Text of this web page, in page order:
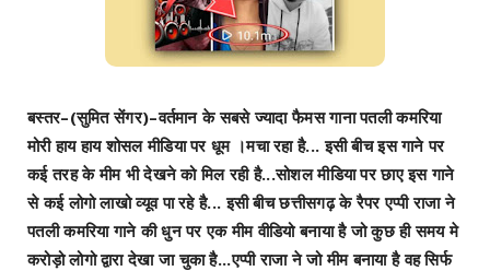
बस्तर–(सुमित सेंगर)–वर्तमान के सबसे ज्यादा फैमस गाना पतली कमरिया
मोरी हाय हाय शोसल मीडिया पर धूम ।मचा रहा है... इसी बीच इस गाने पर
कई तरह के मीम भी देखने को मिल रही है...सोशल मीडिया पर छाए इस गाने
से कई लोगो लाखो व्यूव पा रहे है... इसी बीच छत्तीसगढ़ के रैपर एप्पी राजा ने
पतली कमरिया गाने की धुन पर एक मीम वीडियो बनाया है जो कुछ ही समय मे
करोड़ो लोगो द्वारा देखा जा चुका है...एप्पी राजा ने जो मीम बनाया है वह सिर्फ